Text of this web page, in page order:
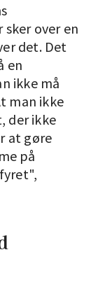
over en
det. Det
en
ikke må
man ikke
der ikke
at gøre
på